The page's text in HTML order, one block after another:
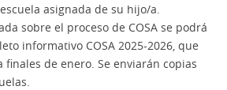
asignada de su hijo/a.
sobre el proceso de COSA se podrá
informativo COSA 2025-2026, que
de enero. Se enviarán copias